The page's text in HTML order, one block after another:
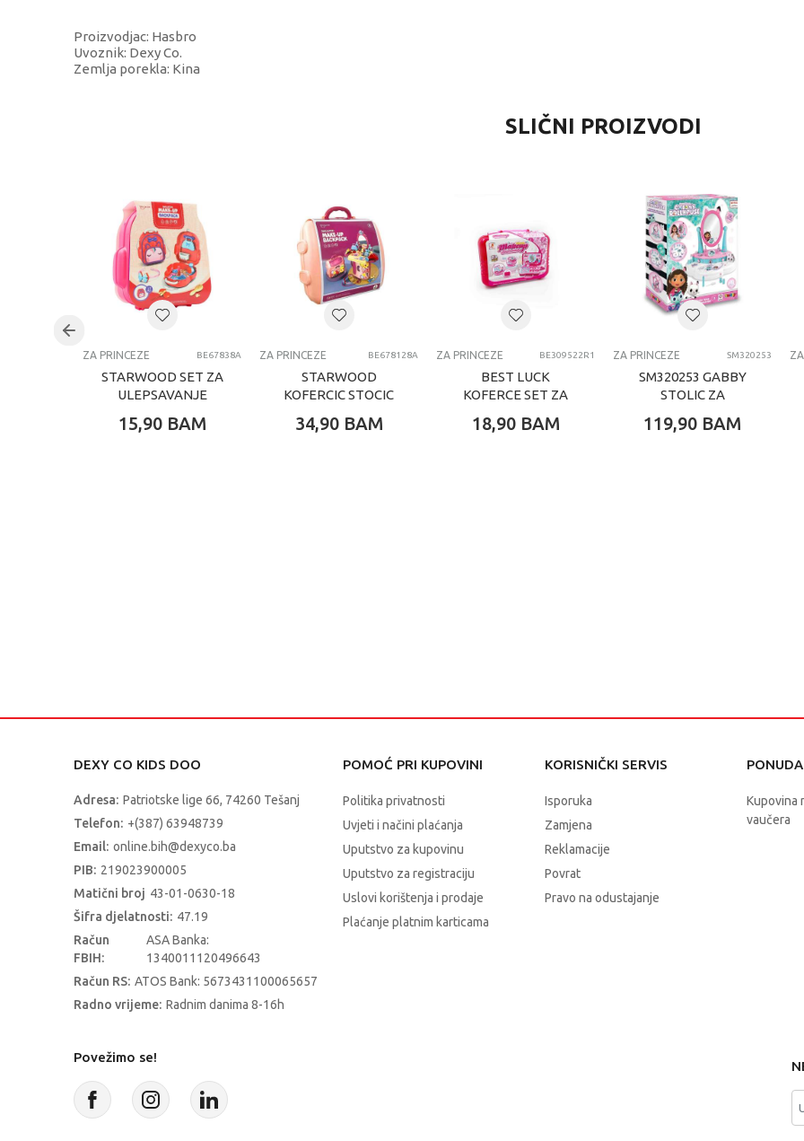
Proizvodjac: Hasbro
Uvoznik: Dexy Co.
Zemlja porekla: Kina
Za princeze
Pol
Uzrast 4-6 G
Brend
SLIČNI PROIZVODI
ZA PRINCEZE BE67838A
STARWOOD SET ZA
ULEPSAVANJE
15,90 BAM
ZA PRINCEZE BE678128A
STARWOOD
KOFERCIC STOCIC
34,90 BAM
ZA PRINCEZE BE309522R1
BEST LUCK
KOFERCE SET ZA
18,90 BAM
ZA PRINCEZE SM320253
SM320253 GABBY
STOLIC ZA
119,90 BAM
DEXY CO KIDS DOO
Adresa: Patriotske lige 66, 74260 Tešanj
Telefon: +(387) 63948739
Email: online.bih@dexyco.ba
PIB: 219023900005
Matični broj 43-01-0630-18
Šifra djelatnosti: 47.19
Račun
FBIH:
ASA Banka:
1340011120496643
Račun RS: ATOS Bank: 5673431100065657
Radno vrijeme: Radnim danima 8-16h
POMOĆ PRI KUPOVINI
Politika privatnosti
Uvjeti i načini plaćanja
Uputstvo za kupovinu
Uputstvo za registraciju
Uslovi korištenja i prodaje
Plaćanje platnim karticama
KORISNIČKI SERVIS
Isporuka
Zamjena
Reklamacije
Povrat
Pravo na odustajanje
Kupovina
vaučera
Povežimo se!